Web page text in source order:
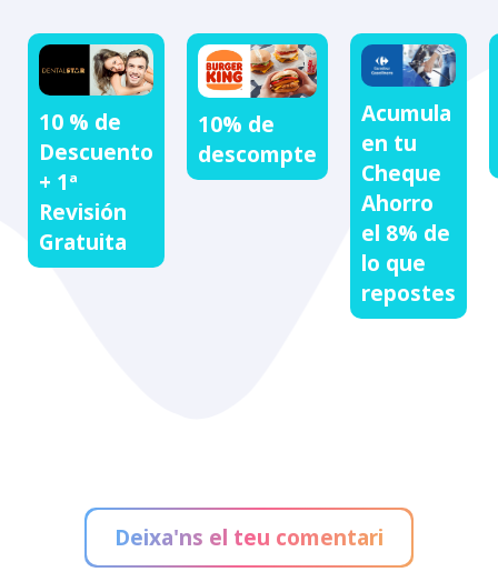
10 % de
Descuento
+ 1ª
Revisión
Gratuita
10% de
descompte
Acumula
en tu
Cheque
Ahorro
el 8% de
lo que
repostes
Deixa'ns el teu comentari